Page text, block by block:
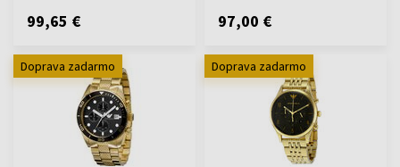
99,65 € 97,00 €
Doprava zadarmo Doprava zadarmo